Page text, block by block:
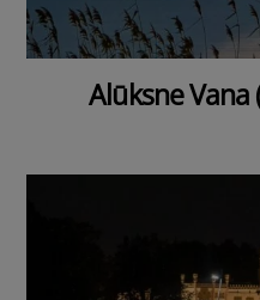
Alūksne Vana